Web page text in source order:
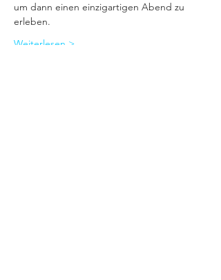
um dann einen einzigartigen Abend zu
erleben.
Weiterlesen >